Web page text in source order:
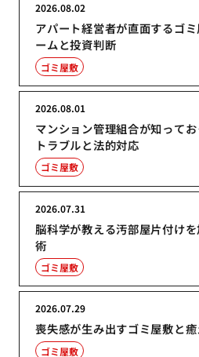
アパート経営者が直面するゴ
ームと投資判断
2026.08.02
ゴミ屋敷
マンション管理組合が知って
トラブルと法的対応
2026.08.01
ゴミ屋敷
脳科学が教える汚部屋片付け
術
2026.07.31
ゴミ屋敷
喪失感が生み出すゴミ屋敷と
2026.07.29
ゴミ屋敷